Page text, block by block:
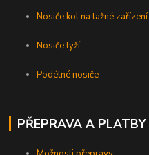
Nosiče kol na tažné zařízení
Nosiče lyží
Podélné nosiče
PŘEPRAVA A PLATBY